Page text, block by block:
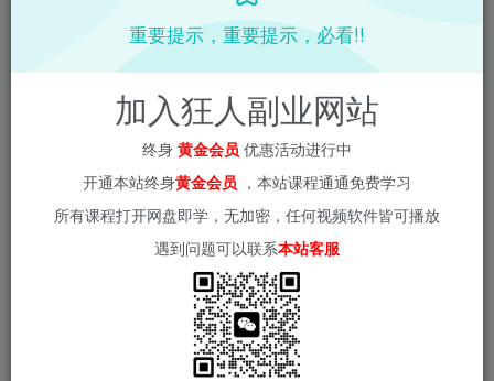
📌 1000➕互联网副业项目教程，更多网赚项目，点击以下
链接进入本站首页：
重要提示，重要提示，必看!!
加入狂人副业网站
终身 黄金会员 优惠活动进行中
开通本站终身黄金会员 ，本站课程通通免费学习
所有课程打开网盘即学，无加密，任何视频软件皆可播放
遇到问题可以联系本站客服